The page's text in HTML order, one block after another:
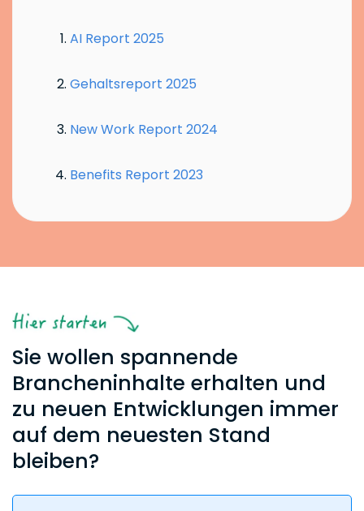
AI Report 2025
Gehaltsreport 2025
New Work Report 2024
Benefits Report 2023
Sie wollen spannende
Brancheninhalte erhalten und
zu neuen Entwicklungen immer
auf dem neuesten Stand
bleiben?